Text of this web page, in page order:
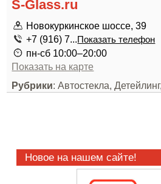
S-Glass.ru
Новокуркинское шоссе, 39
+7 (916) 7...Показать телефон
пн-сб 10:00–20:00
Показать на карте
Рубрики: Автостекла,
Новое на нашем сайте!